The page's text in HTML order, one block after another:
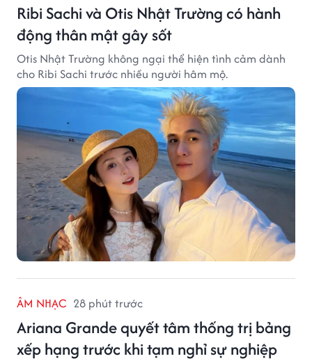
Ribi Sachi và Otis Nhật Trường có hành
động thân mật gây sốt
Otis Nhật Trường không ngại thể hiện tình cảm dành
cho Ribi Sachi trước nhiều người hâm mộ.
ÂM NHẠC 28 phút trước
Ariana Grande quyết tâm thống trị bảng
xếp hạng trước khi tạm nghỉ sự nghiệp